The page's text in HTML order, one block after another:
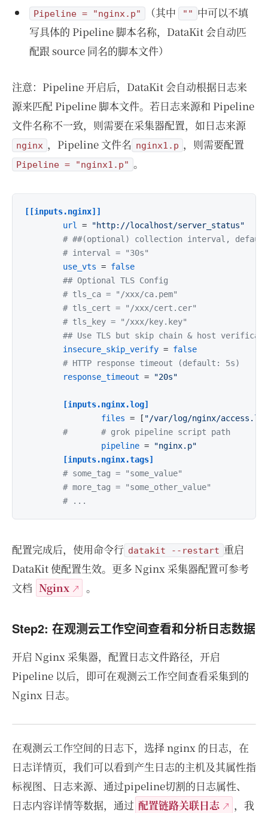
Pipeline = "nginx.p" （其中 "" 中可以不填
写具体的 Pipeline 脚本名称，DataKit 会自动匹
配跟 source 同名的脚本文件）
注意：Pipeline 开启后，DataKit 会自动根据日志来
源来匹配 Pipeline 脚本文件。若日志来源和 Pipeline
文件名称不一致，则需要在采集器配置，如日志来源
nginx ，Pipeline 文件名 nginx1.p ，则需要配置
Pipeline = "nginx1.p" 。
[[inputs.nginx]]
url
=
"http://localhost/server_status"
# ##(optional) collection interval,
# interval = "30s"
use_vts = false
## Optional TLS Config
# tls_ca = "/xxx/ca.pem"
# tls_cert = "/xxx/cert.cer"
# tls_key = "/xxx/key.key"
## Use TLS but skip chain & host
insecure_skip_verify = false
# HTTP response timeout (default: 5s)
response_timeout = "20s"
[inputs.nginx.log]
files = [ "/var/log/nginx/
#       # grok pipeline script path
pipeline =
"nginx.p"
[inputs.nginx.tags]
# some_tag = "some_value"
# more_tag = "some_other_value"
# ...
配置完成后，使用命令行 datakit --restart 重启
DataKit 使配置生效。更多 Nginx 采集器配置可参考
文档 Nginx 。
Step2: 在观测云工作空间查看和分析日志数据
开启 Nginx 采集器，配置日志文件路径，开启
Pipeline 以后，即可在观测云工作空间查看采集到的
Nginx 日志。
在观测云工作空间的日志下，选择 nginx 的日志，在
日志详情页，我们可以看到产生日志的主机及其属性指
标视图、日志来源、通过pipeline切割的日志属性、
日志内容详情等数据，通过 配置链路关联日志 ，我